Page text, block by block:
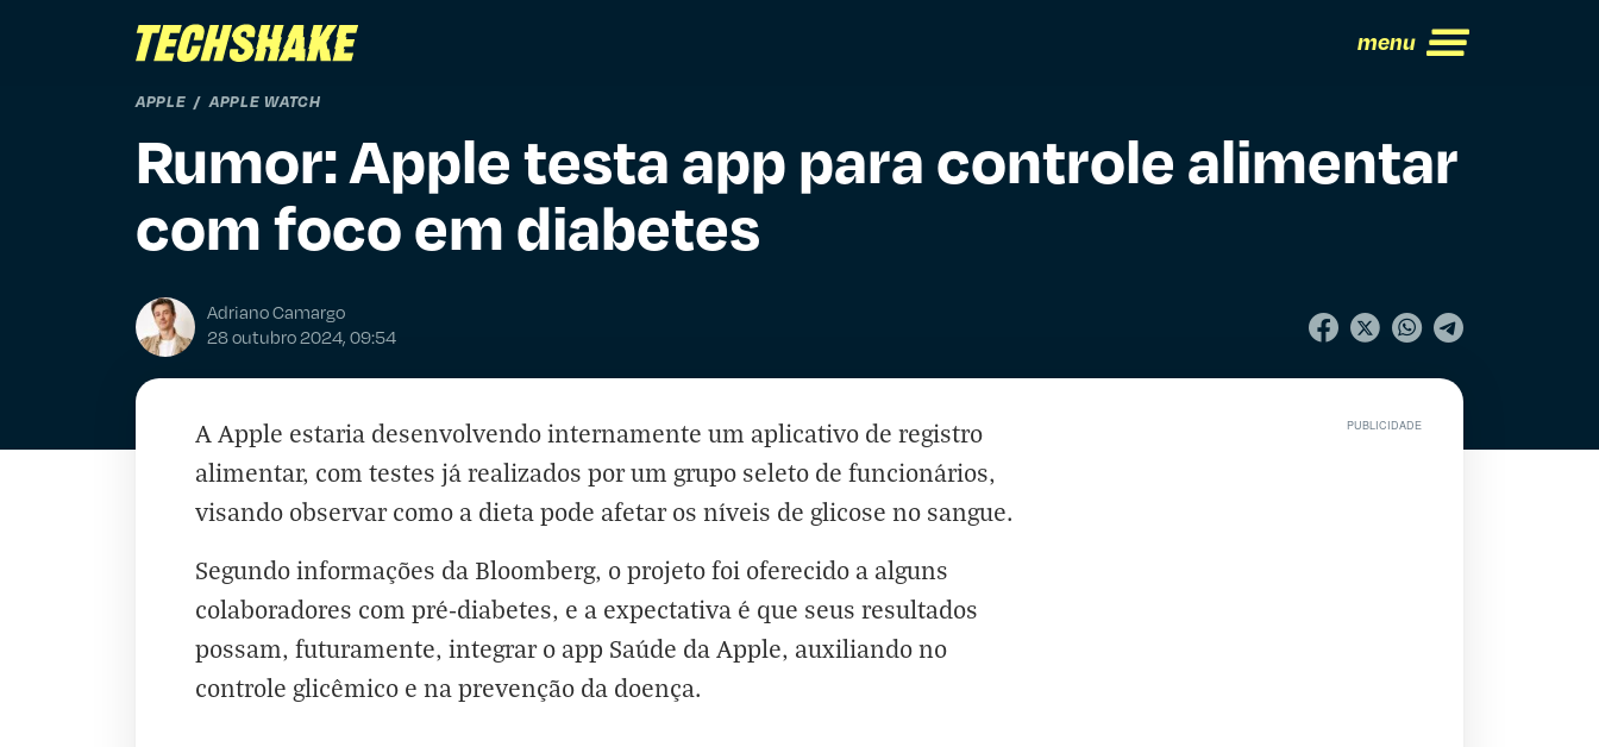
menu
APPLE APPLE WATCH
Rumor: Apple testa app para controle alimentar
com foco em diabetes
Adriano Camargo
28 outubro 2024, 09:54
A Apple estaria desenvolvendo internamente um aplicativo de registro
alimentar, com testes já realizados por um grupo seleto de funcionários,
visando observar como a dieta pode afetar os níveis de glicose no sangue.
Segundo informações da Bloomberg, o projeto foi oferecido a alguns
colaboradores com pré-diabetes, e a expectativa é que seus resultados
possam, futuramente, integrar o app Saúde da Apple, auxiliando no
controle glicêmico e na prevenção da doença.